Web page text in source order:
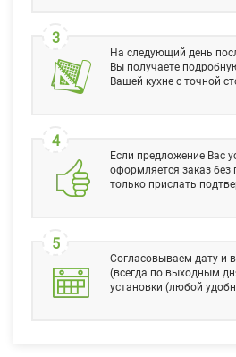
3
На следующий день
Вы получаете
Вашей кухне с точной
4
Если предложение Вас
оформляется заказ
только прислать
5
Согласовываем дату и
(всегда по выходным
установки (любой